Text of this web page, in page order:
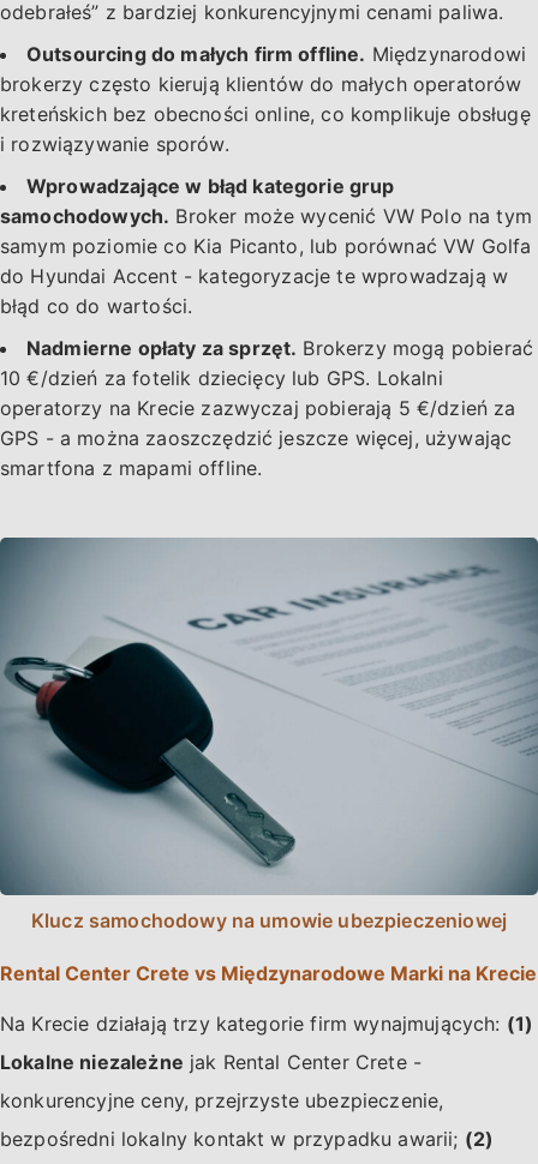
odebrałeś” z bardziej konkurencyjnymi cenami paliwa.
Outsourcing do małych firm offline. Międzynarodowi
brokerzy często kierują klientów do małych operatorów
kreteńskich bez obecności online, co komplikuje obsługę
i rozwiązywanie sporów.
Wprowadzające w błąd kategorie grup
samochodowych. Broker może wycenić VW Polo na tym
samym poziomie co Kia Picanto, lub porównać VW Golfa
do Hyundai Accent - kategoryzacje te wprowadzają w
błąd co do wartości.
Nadmierne opłaty za sprzęt. Brokerzy mogą pobierać
10 €/dzień za fotelik dziecięcy lub GPS. Lokalni
operatorzy na Krecie zazwyczaj pobierają 5 €/dzień za
GPS - a można zaoszczędzić jeszcze więcej, używając
smartfona z mapami offline.
Klucz samochodowy na umowie ubezpieczeniowej
Rental Center Crete vs Międzynarodowe Marki na Krecie
Na Krecie działają trzy kategorie firm wynajmujących: (1)
Lokalne niezależne jak Rental Center Crete -
konkurencyjne ceny, przejrzyste ubezpieczenie,
bezpośredni lokalny kontakt w przypadku awarii; (2)